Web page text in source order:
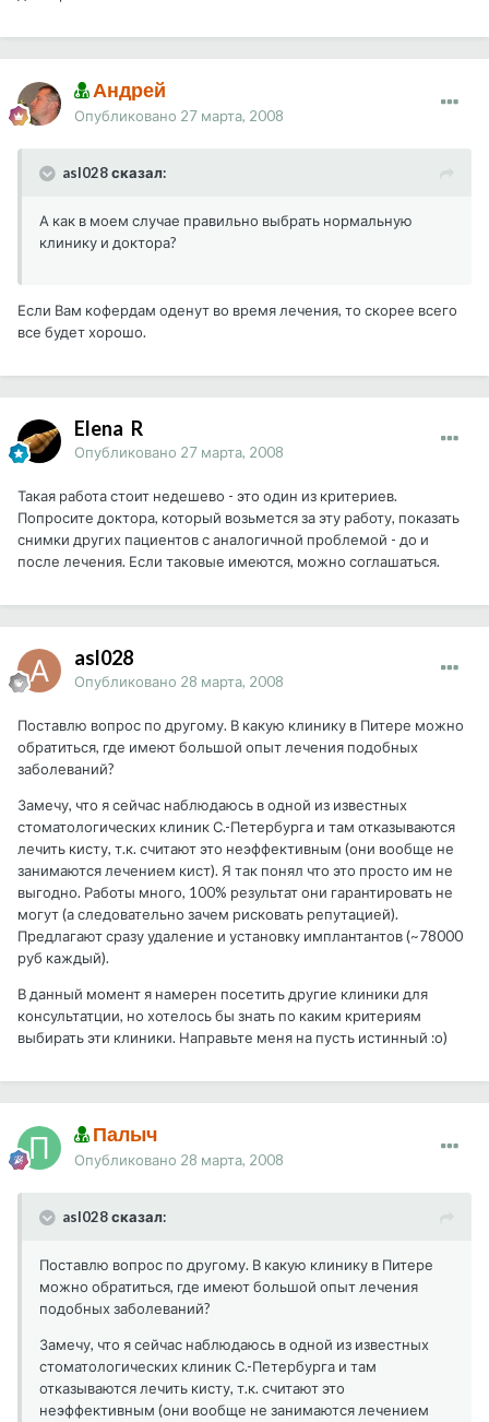
Андрей
Опубликовано 27 марта, 2008
asl028 сказал:
А как в моем случае правильно выбрать нормальную
клинику и доктора?
Если Вам кофердам оденут во время лечения, то скорее всего
все будет хорошо.
Elena_R
Опубликовано 27 марта, 2008
Такая работа стоит недешево - это один из критериев.
Попросите доктора, который возьмется за эту работу, показать
снимки других пациентов с аналогичной проблемой - до и
после лечения. Если таковые имеются, можно соглашаться.
asl028
Опубликовано 28 марта, 2008
Поставлю вопрос по другому. В какую клинику в Питере можно
обратиться, где имеют большой опыт лечения подобных
заболеваний?
Замечу, что я сейчас наблюдаюсь в одной из известных
стоматологических клиник С.-Петербурга и там отказываются
лечить кисту, т.к. считают это неэффективным (они вообще не
занимаются лечением кист). Я так понял что это просто им не
выгодно. Работы много, 100% результат они гарантировать не
могут (а следовательно зачем рисковать репутацией).
Предлагают сразу удаление и установку имплантантов (~78000
руб каждый).
В данный момент я намерен посетить другие клиники для
консультатции, но хотелось бы знать по каким критериям
выбирать эти клиники. Направьте меня на пусть истинный :о)
Палыч
Опубликовано 28 марта, 2008
asl028 сказал:
Поставлю вопрос по другому. В какую клинику в Питере
можно обратиться, где имеют большой опыт лечения
подобных заболеваний?
Замечу, что я сейчас наблюдаюсь в одной из известных
стоматологических клиник С.-Петербурга и там
отказываются лечить кисту, т.к. считают это
неэффективным (они вообще не занимаются лечением